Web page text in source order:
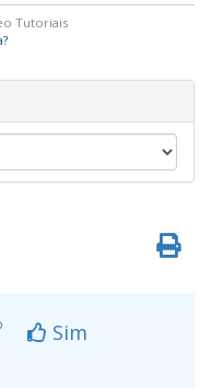
Tutoriais
Sim